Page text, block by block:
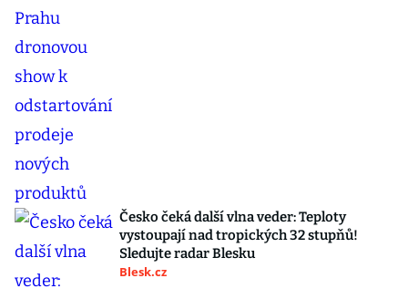
Česko čeká další vlna veder: Teploty
vystoupají nad tropických 32 stupňů!
Sledujte radar Blesku
Blesk.cz